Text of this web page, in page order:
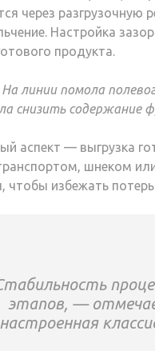
через разгрузочную
Настройка
продукта.
линии помола
снизить содержание
аспект — выгрузка
шнеком
чтобы избежать
этапов, —
настроенная